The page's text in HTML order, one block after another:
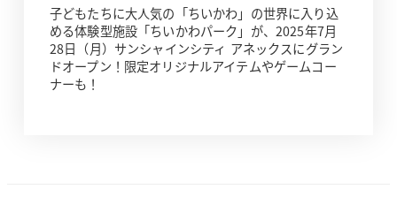
子どもたちに大人気の「ちいかわ」の世界に入り込
める体験型施設「ちいかわパーク」が、2025年7月
28日（月）サンシャインシティ アネックスにグラン
ドオープン！限定オリジナルアイテムやゲームコー
ナーも！